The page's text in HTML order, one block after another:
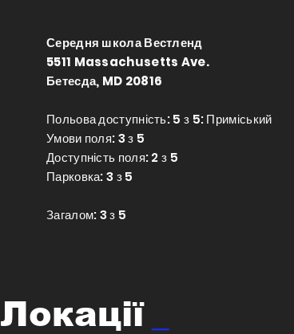
Середня школа Вестленд
5511 Massachusetts Ave.
Бетесда, MD 20816
Польова доступність: 5 з 5: Приміський
Умови поля: 3 з 5
Доступність поля: 2 з 5
Парковка: 3 з 5
Загалом: 3 з 5
Локації